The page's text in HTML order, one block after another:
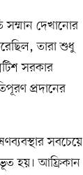
দেখানোর
তারা শুধু
সরকার
প্রদানের
সবচেয়ে
হয়। আফ্রিকান